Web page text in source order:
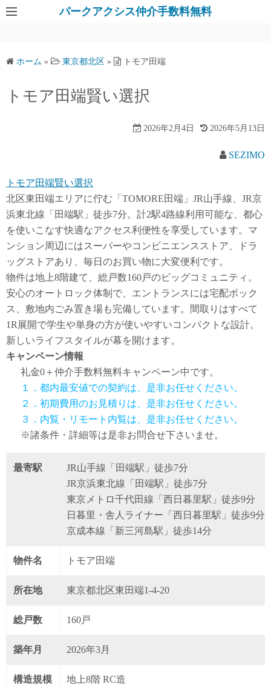
パークアクシス仲介手数料無料
ホーム » 東京都北区 » トモア田端
トモア田端賢い選択
2026年2月4日 2026年5月13日
SEZIMO
トモア田端賢い選択
北区東田端エリアに佇む「TOMORE田端」JR山手線、JR京
浜東北線「田端駅」徒歩7分。計2駅4路線利用可能な、都心
を使いこなす快適なアクセス利便性を享受しています。マ
ンション周辺にはスーパーやコンビニエンスストア、ドラ
ッグストアあり、毎日のお買い物に大変便利です。
物件は地上8階建て、総戸数160戸のビッグコミュニティ。
安心のオートロック体制で、エントランスには宅配ボック
ス、敷地内ごみ置き場も完備しています。間取りはすべて
1R展開で学生や単身の方が使いやすいコンパクトな設計。
新しいライフスタイルが幕を開けます。
キャンペーン情報
礼金0 ＋仲介手数料無料キャンペーン中です。
１．都内最安値での契約は、是非お任せください。
２．初期費用のお見積りは、是非お任せください。
３．内覧・リモート内覧は、是非お任せください。
※諸条件・詳細等は是非お問合せ下さいませ。
最寄駅
JR山手線「田端駅」徒歩7分
JR京浜東北線「田端駅」徒歩7分
東京メトロ千代田線「西日暮里駅」徒歩9分
日暮里・舎人ライナー「西日暮里駅」徒歩9分
京成本線「新三河島駅」徒歩14分
物件名 トモア田端
所在地 東京都北区東田端1-4-20
総戸数 160戸
築年月 2026年3月
構造規模 地上8階 RC造